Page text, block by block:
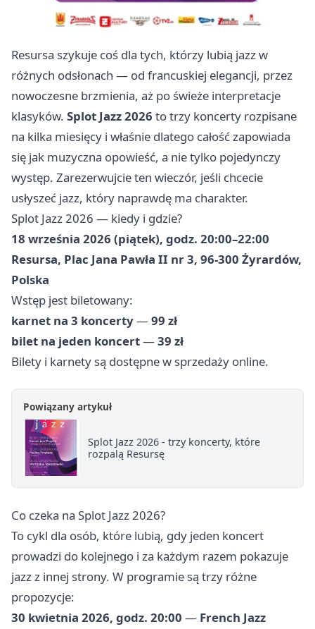
Resursa szykuje coś dla tych, którzy lubią jazz w
różnych odsłonach — od francuskiej elegancji, przez
nowoczesne brzmienia, aż po świeże interpretacje
klasyków. Splot Jazz 2026 to trzy koncerty rozpisane
na kilka miesięcy i właśnie dlatego całość zapowiada
się jak muzyczna opowieść, a nie tylko pojedynczy
występ. Zarezerwujcie ten wieczór, jeśli chcecie
usłyszeć jazz, który naprawdę ma charakter.
Splot Jazz 2026 — kiedy i gdzie?
18 września 2026 (piątek), godz. 20:00–22:00
Resursa, Plac Jana Pawła II nr 3, 96-300 Żyrardów,
Polska
Wstęp jest biletowany:
karnet na 3 koncerty— 99 zł
bilet na jeden koncert— 39 zł
Bilety i karnety są dostępne w sprzedaży online.
Powiązany artykuł
Splot Jazz 2026 - trzy koncerty, które
rozpalą Resursę
Co czeka na Splot Jazz 2026?
To cykl dla osób, które lubią, gdy jeden koncert
prowadzi do kolejnego i za każdym razem pokazuje
jazz z innej strony. W programie są trzy różne
propozycje:
30 kwietnia 2026, godz. 20:00 — French Jazz